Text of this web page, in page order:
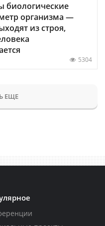
биологические
организма —
из строя,
5304
ЕЩЕ